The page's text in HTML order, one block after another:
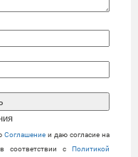
Cоглашение и даю согласие на
соответствии с Политикой